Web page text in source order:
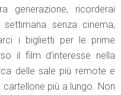
generazione, ricorderai
senza cinema,
i biglietti per le prime
il film d’interesse nella
delle sale più remote e
più a lungo. Non